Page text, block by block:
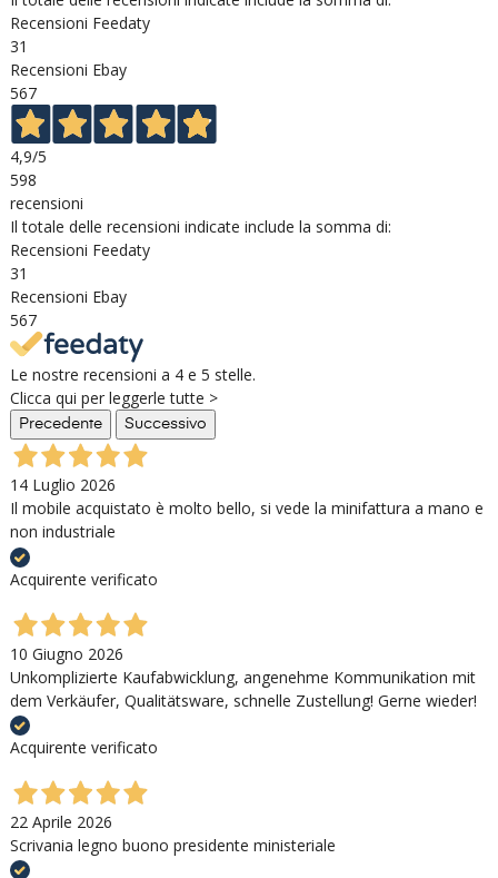
Recensioni Feedaty
31
Recensioni Ebay
567
4,9/5
598
recensioni
Il totale delle recensioni indicate include la somma di:
Recensioni Feedaty
31
Recensioni Ebay
567
Le nostre recensioni a 4 e 5 stelle.
Clicca qui per leggerle tutte >
Precedente Successivo
14 Luglio 2026
Il mobile acquistato è molto bello, si vede la minifattura a mano e
non industriale
Acquirente verificato
10 Giugno 2026
Unkomplizierte Kaufabwicklung, angenehme Kommunikation mit
dem Verkäufer, Qualitätsware, schnelle Zustellung! Gerne wieder!
Acquirente verificato
22 Aprile 2026
Scrivania legno buono presidente ministeriale